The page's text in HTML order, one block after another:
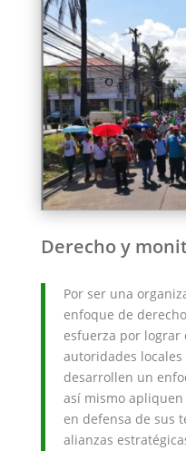
Derecho y
Por ser una
enfoque de
esfuerza por lograr
autoridades locales
desarrollen un
así mismo
en defensa de sus
alianzas